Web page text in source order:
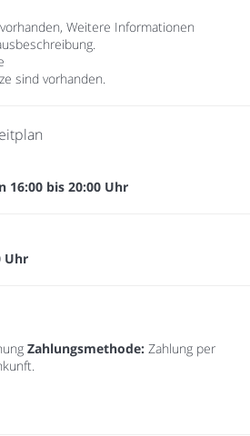
Weitere Informationen
sind vorhanden.
16:00 bis 20:00 Uhr
Uhr
Zahlungsmethode: Zahlung per